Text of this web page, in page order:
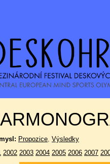
Propozice, Výsledky
2002 2003 2004 2005 2006 2007